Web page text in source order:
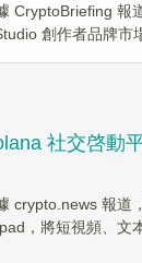
CryptoBriefing 報
創作者品牌市
社交啓動
crypto.news 報道
，將短視頻、文